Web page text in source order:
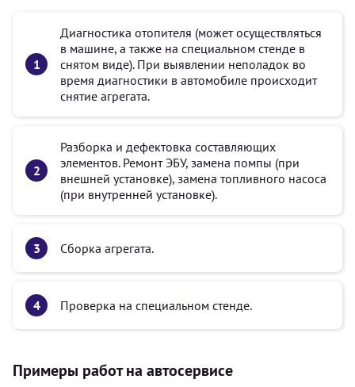
Диагностика отопителя (может осуществляться
в машине, а также на специальном стенде в
снятом виде). При выявлении неполадок во
время диагностики в автомобиле происходит
снятие агрегата.
Разборка и дефектовка составляющих
элементов. Ремонт ЭБУ, замена помпы (при
внешней установке), замена топливного насоса
(при внутренней установке).
Сборка агрегата.
Проверка на специальном стенде.
Примеры работ на автосервисе